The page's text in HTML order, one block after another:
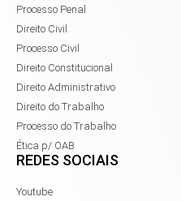
Processo Penal
Direito Civil
Processo Civil
Direito Constitucional
Direito Administrativo
Direito do Trabalho
Processo do Trabalho
Ética p/ OAB
REDES SOCIAIS
Youtube